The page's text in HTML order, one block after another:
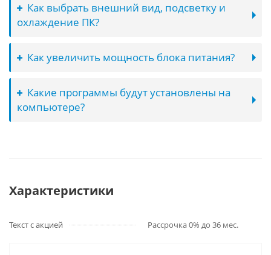
Как выбрать внешний вид, подсветку и
охлаждение ПК?
Как увеличить мощность блока питания?
Какие программы будут установлены на
компьютере?
Характеристики
Текст с акцией Рассрочка 0% до 36 мес.